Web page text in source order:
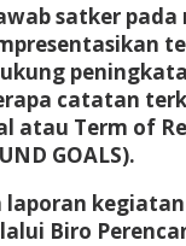
satker
catatan
atau Term of
GOALS).
Biro